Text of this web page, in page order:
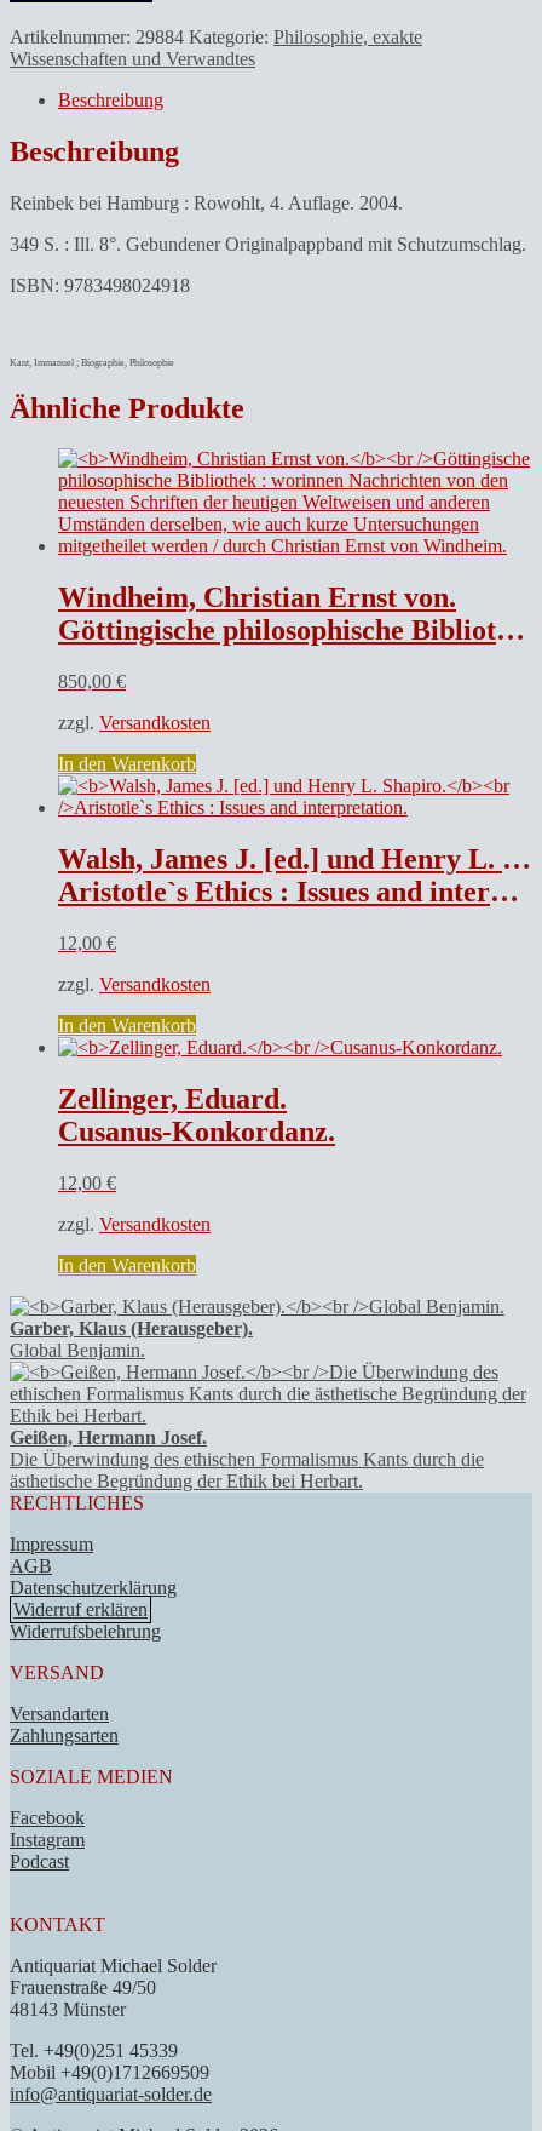
Artikelnummer: 29884 Kategorie: Philosophie, exakte
Wissenschaften und Verwandtes
Beschreibung
Beschreibung
Reinbek bei Hamburg : Rowohlt, 4. Auflage. 2004.
349 S. : Ill. 8°. Gebundener Originalpappband mit Schutzumschlag.
ISBN: 9783498024918
Kant, Immanuel ; Biographie, Philosophie
Ähnliche Produkte
Windheim, Christian Ernst von.
Göttingische philosophische Bibliothek : worinnen Nachrichten von den neuesten Schriften der heutigen Weltweisen und anderen Umständen derselben, wie auch kurze Untersuchungen mitgetheilet werden / durch Christian Ernst von Windheim.
850,00 €
zzgl. Versandkosten
In den Warenkorb
Walsh, James J. [ed.] und Henry L. Shapiro.
Aristotle`s Ethics : Issues and interpretation.
12,00 €
zzgl. Versandkosten
In den Warenkorb
Zellinger, Eduard.
Cusanus-Konkordanz.
12,00 €
zzgl. Versandkosten
In den Warenkorb
Garber, Klaus (Herausgeber).
Global Benjamin.
Geißen, Hermann Josef.
Die Überwindung des ethischen Formalismus Kants durch die
ästhetische Begründung der Ethik bei Herbart.
RECHTLICHES
Impressum
AGB
Datenschutzerklärung
Widerruf erklären
Widerrufsbelehrung
VERSAND
Versandarten
Zahlungsarten
SOZIALE MEDIEN
Facebook
Instagram
Podcast
KONTAKT
Antiquariat Michael Solder
Frauenstraße 49/50
48143 Münster
Tel. +49(0)251 45339
Mobil +49(0)1712669509
info@antiquariat-solder.de